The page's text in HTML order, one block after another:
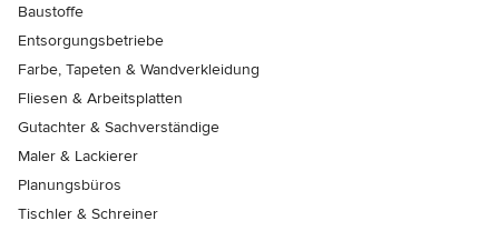
Baustoffe
Entsorgungsbetriebe
Farbe, Tapeten & Wandverkleidung
Fliesen & Arbeitsplatten
Gutachter & Sachverständige
Maler & Lackierer
Planungsbüros
Tischler & Schreiner